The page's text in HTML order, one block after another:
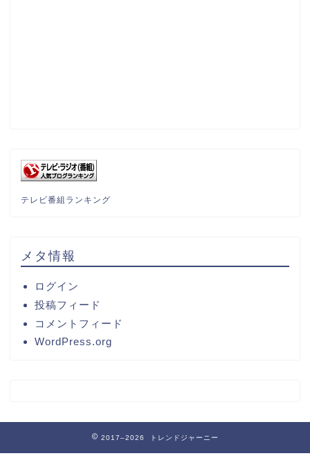
テレビ番組ランキング
メタ情報
ログイン
投稿フィード
コメントフィード
WordPress.org
2017–2026 トレンドジャーニー